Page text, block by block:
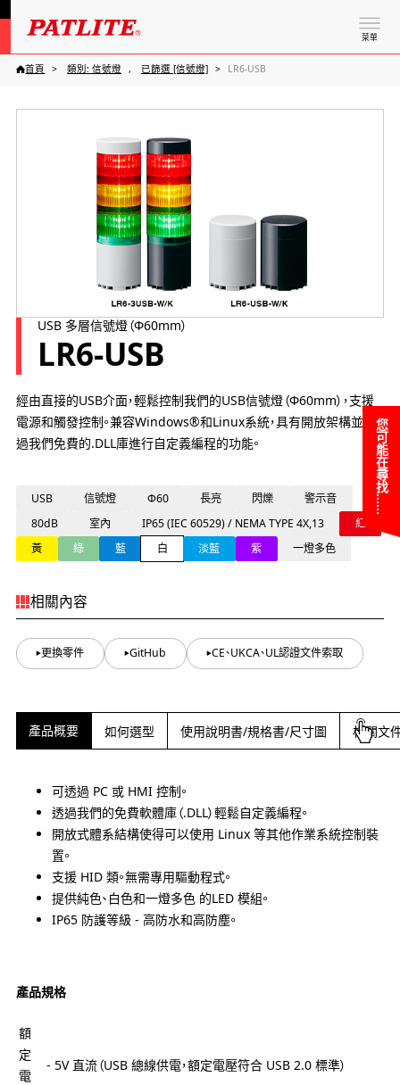
菜單
您可能在尋找……
首頁 類別: 信號燈 已篩選 [信號燈] LR6-USB
USB 多層信號燈（Φ60mm）
LR6-USB
經由直接的USB介面，輕鬆控制我們的USB信號燈（Φ60mm），支援
電源和觸發控制。兼容Windows®和Linux系統，具有開放架構並通
過我們免費的.DLL庫進行自定義編程的功能。
USB 信號燈 Φ60 長亮 閃爍
警示音
80dB
室內 IP65 (IEC 60529) / NEMA TYPE 4X,13
紅
黃
綠 藍 白 淡藍 紫 一燈多色
相關內容
更換零件 GitHub CE、UKCA、UL認證文件索取
產品概要 如何選型 使用說明書/規格書/尺寸圖 相關文
可透過 PC 或 HMI 控制。
透過我們的免費軟體庫（.DLL）輕鬆自定義編程。
開放式體系結構使得可以使用 Linux 等其他作業系統控制裝
置。
支援 HID 類。無需專用驅動程式。
提供純色、白色和一燈多色 的LED 模組。
IP65 防護等級 - 高防水和高防塵。
產品規格
額
定
電
- 5V 直流（USB 總線供電，額定電壓符合 USB 2.0 標準）